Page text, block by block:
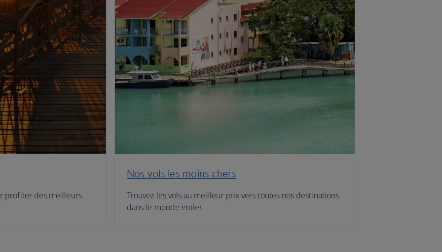
profiter des meilleurs
Nos vols les moins chers
Trouvez les vols au meilleur prix vers toutes nos destinations
dans le monde entier.